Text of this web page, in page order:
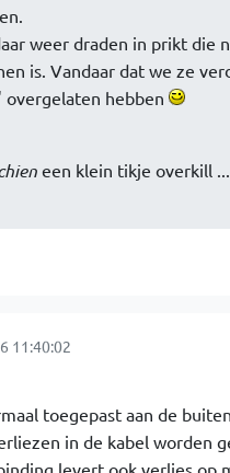
weer draden in prikt die
is. Vandaar dat we ze
hebben
een klein tikje overkill
11:40:02
toegepast aan de
in de kabel worden
levert ook verlies op